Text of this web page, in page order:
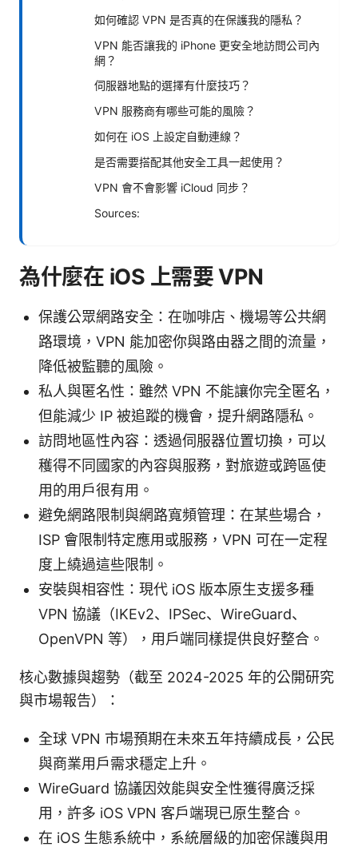
如何確認 VPN 是否真的在保護我的隱私？
VPN 能否讓我的 iPhone 更安全地訪問公司內
網？
伺服器地點的選擇有什麼技巧？
VPN 服務商有哪些可能的風險？
如何在 iOS 上設定自動連線？
是否需要搭配其他安全工具一起使用？
VPN 會不會影響 iCloud 同步？
Sources:
為什麼在 iOS 上需要 VPN
保護公眾網路安全：在咖啡店、機場等公共網
路環境，VPN 能加密你與路由器之間的流量，
降低被監聽的風險。
私人與匿名性：雖然 VPN 不能讓你完全匿名，
但能減少 IP 被追蹤的機會，提升網路隱私。
訪問地區性內容：透過伺服器位置切換，可以
穫得不同國家的內容與服務，對旅遊或跨區使
用的用戶很有用。
避免網路限制與網路寬頻管理：在某些場合，
ISP 會限制特定應用或服務，VPN 可在一定程
度上繞過這些限制。
安裝與相容性：現代 iOS 版本原生支援多種
VPN 協議（IKEv2、IPSec、WireGuard、
OpenVPN 等），用戶端同樣提供良好整合。
核心數據與趨勢（截至 2024-2025 年的公開研究
與市場報告）：
全球 VPN 市場預期在未來五年持續成長，公民
與商業用戶需求穩定上升。
WireGuard 協議因效能與安全性獲得廣泛採
用，許多 iOS VPN 客戶端現已原生整合。
在 iOS 生態系統中，系統層級的加密保護與用